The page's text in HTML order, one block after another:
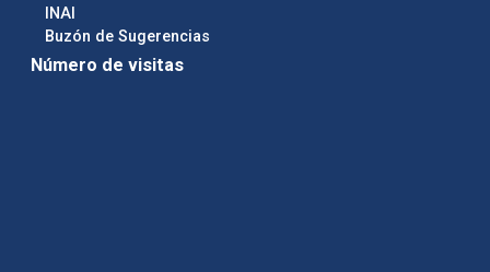
INAI
Buzón de Sugerencias
Número de visitas